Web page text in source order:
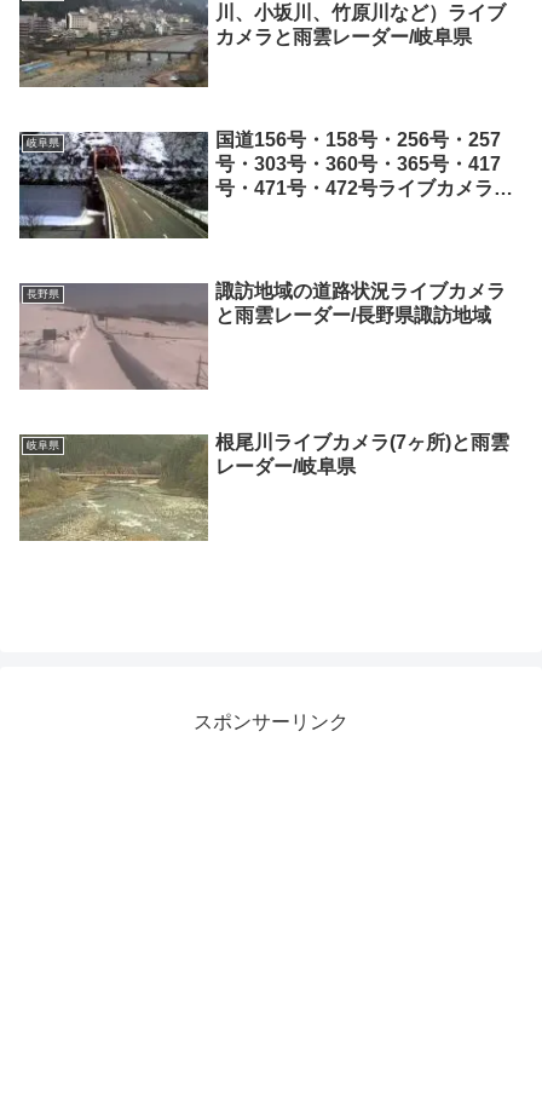
川、小坂川、竹原川など）ライブ
カメラと雨雲レーダー/岐阜県
岐阜県
国道156号・158号・256号・257
号・303号・360号・365号・417
号・471号・472号ライブカメラ
長野県
諏訪地域の道路状況ライブカメラ
と雨雲レーダー/長野県諏訪地域
岐阜県
根尾川ライブカメラ(7ヶ所)と雨雲
レーダー/岐阜県
スポンサーリンク